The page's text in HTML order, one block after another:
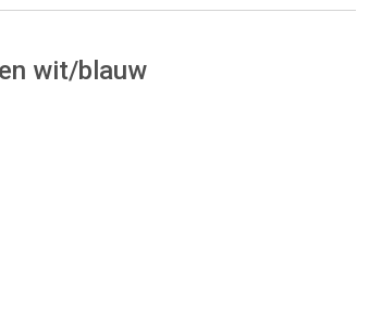
wit/blauw